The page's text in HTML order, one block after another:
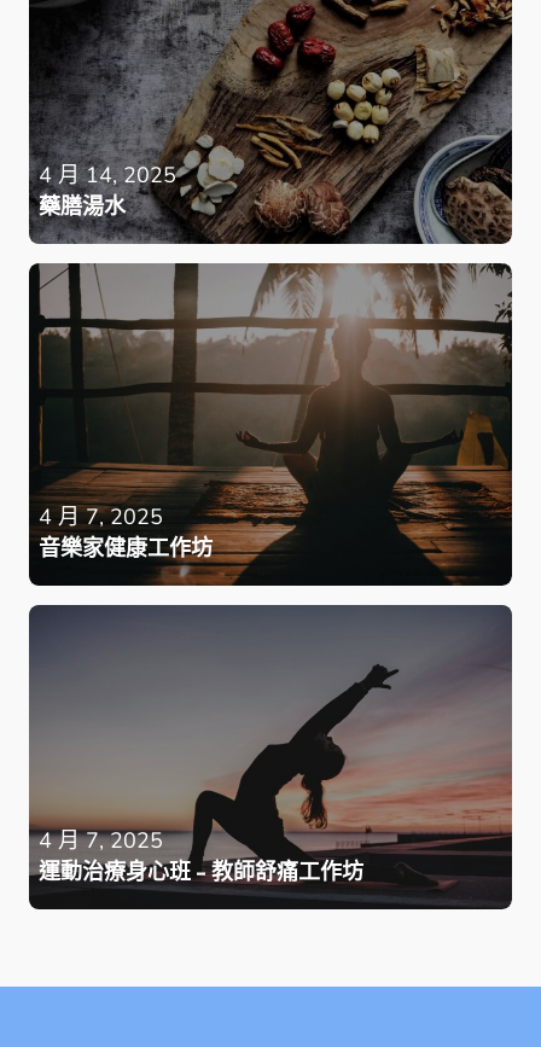
4 月 14, 2025
藥膳湯水
4 月 7, 2025
音樂家健康工作坊
4 月 7, 2025
運動治療身心班 - 教師舒痛工作坊